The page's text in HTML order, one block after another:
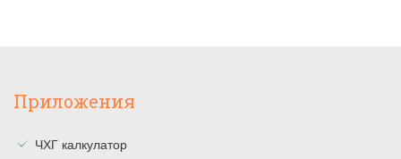
Приложения
ЧХГ калкулатор